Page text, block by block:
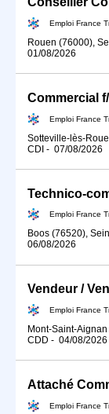
Emploi France
Rouen (76000),
01/08/2026
Commercial
Emploi France
Sotteville-lès-
CDI - 07/08/2026
Emploi France
Boos (76520),
06/08/2026
Vendeur /
Emploi France
Mont-Saint-
CDD - 04/08/2026
Attaché
Emploi France